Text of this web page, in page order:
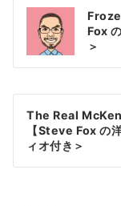
ン
Fox
＞
The Real
【Steve Fox の
ィオ付き＞